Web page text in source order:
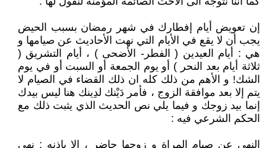
إن تعويض أيام إفطارك في شهر رمضان بسبب الحيض
يجب أن لا يقع في الأيام التي نهت الأحاديث عن صيامها و
هي : أيام العيدين ( الفطر- الأضحى ) ، أيام التشريق (
ثلاثة أيام بعد النحر ) أو يوم الجمعة أو السبت أو في يوم
الشك! و الأهم من ذلك كله ان ذلك القضاء في الصيام لا
يتم إلا بعد موافقة الزوج ، فأمر دَيْنك لدِينك هنا ليس بيدك
إنما بيد زوجك و فيما يلي نص الحديث الذي يثبت ذلك مع
الحكم الشرعي فيه :
النهي عن صيام المراة و زوجها حاضر ، إلا بإذنه : نهى